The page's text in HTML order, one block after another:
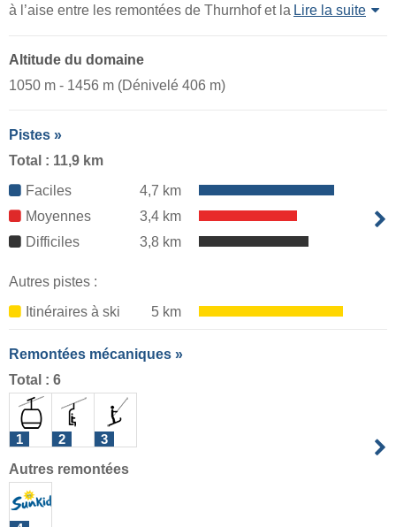
à l’aise entre les remontées de Thurnhof et la Lire la suite
Altitude du domaine
1050 m - 1456 m (Dénivelé 406 m)
Pistes »
Total : 11,9 km
Faciles
4,7 km
Moyennes
3,4 km
Difficiles
3,8 km
Autres pistes :
Itinéraires à ski
5 km
Remontées mécaniques »
Total : 6
1 2 3
Autres remontées